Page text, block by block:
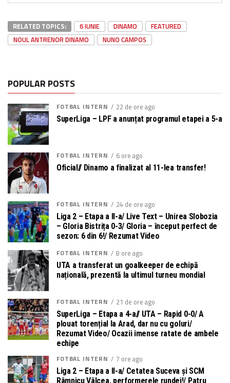
RELATED TOPICS: 6 IUNIE DINAMO
FEATURED
NOUL ANTRENOR DINAMO
NUNO CAMPOS
POPULAR POSTS
FOTBAL INTERN 22 de ore ago
SuperLiga – LPF a anunțat programul etapei a 5-a
FOTBAL INTERN 6 ore ago
Oficial// Dinamo a finalizat al 11-lea transfer!
FOTBAL INTERN 24 de ore ago
Liga 2 – Etapa a II-a/ Live Text – Unirea Slobozia
– Gloria Bistrița 0-3/ Gloria – început perfect de
sezon: 6 din 6!/ Rezumat Video
FOTBAL INTERN
8 ore ago
UTA a transferat un goalkeeper de echipă
națională, prezentă la ultimul turneu mondial
FOTBAL INTERN 21 de ore ago
SuperLiga – Etapa a 4-a// UTA – Rapid 0-0/ A
plouat torențial la Arad, dar nu cu goluri/
Rezumat Video/ Ocazii imense ratate de ambele
echipe
FOTBAL INTERN
7 ore ago
Liga 2 – Etapa a II-a/ Cetatea Suceva și SCM
Râmnicu Vâlcea, performerele rundei!/ Patru